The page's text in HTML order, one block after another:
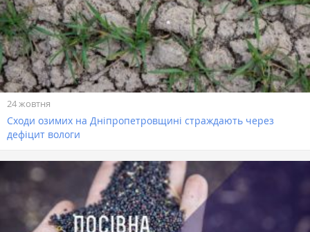
24 жовтня
Сходи озимих на Дніпропетровщині страждають через
дефіцит вологи